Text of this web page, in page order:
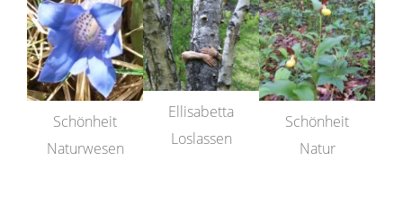
Schönheit
Naturwesen
Ellisabetta
Loslassen
Schönheit
Natur